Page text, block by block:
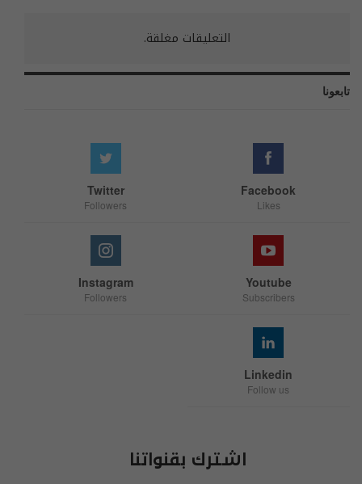
التعليقات مغلقة.
تابعونا
Facebook
Likes
Twitter
Followers
Youtube
Subscribers
Instagram
Followers
Linkedin
Follow us
اشترك بقنواتنا